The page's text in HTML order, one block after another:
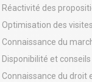
Réactivité des
Optimisation des visites
Connaissance du
Disponibilité et conseils
Connaissance du droit